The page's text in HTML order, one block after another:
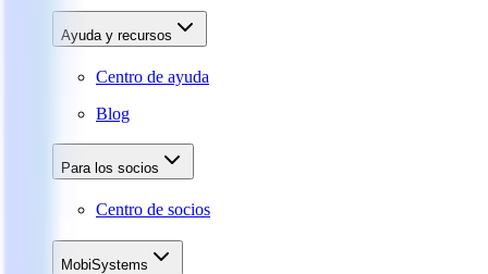
Ayuda y recursos
Centro de ayuda
Blog
Para los socios
Centro de socios
MobiSystems